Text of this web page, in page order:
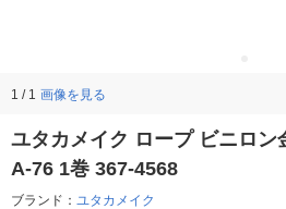
1 / 1 画像を見る
ユタカメイク ロープ ビニロ
A-76 1巻 367-4568
ブランド： ユタカメイク